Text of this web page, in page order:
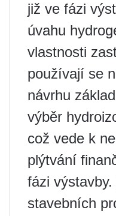
již ve fázi
úvahu
vlastnosti
používají se
návrhu
výběr
což vede k
plýtvání
fázi
stavebních